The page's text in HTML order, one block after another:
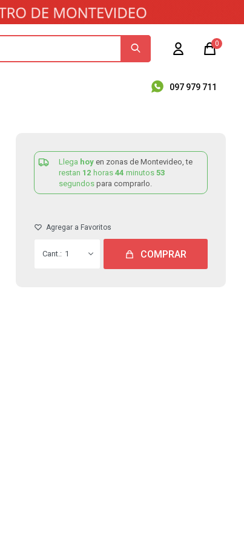
097 979 711
0
Llega hoy en zonas de Montevideo, te
restan 12 horas 44 minutos 53
segundos para comprarlo.
1 COMPRAR